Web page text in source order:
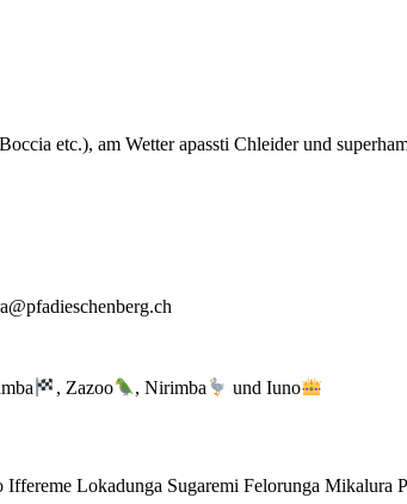
etc.), am Wetter apassti Chleider und
, Zazoo , Nirimba und Iuno
Lokadunga Sugaremi Felorunga Mikalura